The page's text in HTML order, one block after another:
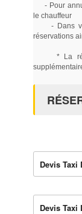
- Pour
le chauffeur
- Dans
réservations
* La
Devis Taxi
Devis Taxi